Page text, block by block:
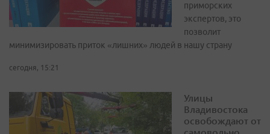
приморских
экспертов, это
позволит
минимизировать приток «лишних» людей в нашу страну
сегодня, 15:21
Улицы
Владивостока
освобождают от